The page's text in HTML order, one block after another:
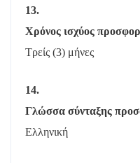
13.
Χρόνος ισχύος
Τρείς (3) μήνες
14.
Γλώσσα σύνταξης
Ελληνική